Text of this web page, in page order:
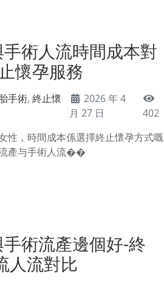
術人流時間成本對
懷孕服務
手術,終止懷
2026 年 4
月 27 日
402
性，時間成本係選擇終止懷孕方式嘅
產与手術人流��
術流產邊個好-終
人流對比